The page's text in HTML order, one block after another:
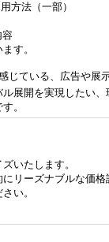
方法（一部）
容
す。
じている、広告や展
展開を実現したい
。
いたします。
リーズナブルな価
い。